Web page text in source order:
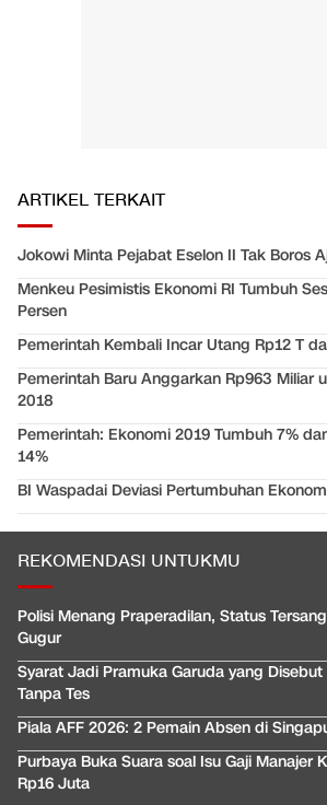
ARTIKEL TERKAIT
Jokowi Minta Pejabat Eselon II Tak Boros
Menkeu Pesimistis Ekonomi RI Tumbuh
Persen
Pemerintah Kembali Incar Utang Rp12 T
Pemerintah Baru Anggarkan Rp963 Miliar
2018
Pemerintah: Ekonomi 2019 Tumbuh 7%
14%
BI Waspadai Deviasi Pertumbuhan
REKOMENDASI UNTUKMU
Polisi Menang Praperadilan, Status
Gugur
Syarat Jadi Pramuka Garuda yang Disebut
Tanpa Tes
Piala AFF 2026: 2 Pemain Absen di
Purbaya Buka Suara soal Isu Gaji Manajer
Rp16 Juta